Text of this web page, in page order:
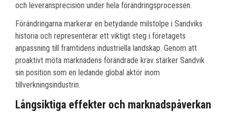
och leveransprecision under hela förändringsprocessen.
Förändringarna markerar en betydande milstolpe i Sandviks
historia och representerar ett viktigt steg i företagets
anpassning till framtidens industriella landskap. Genom att
proaktivt möta marknadens förändrade krav stärker Sandvik
sin position som en ledande global aktör inom
tillverkningsindustrin.
Långsiktiga effekter och marknadspåverkan